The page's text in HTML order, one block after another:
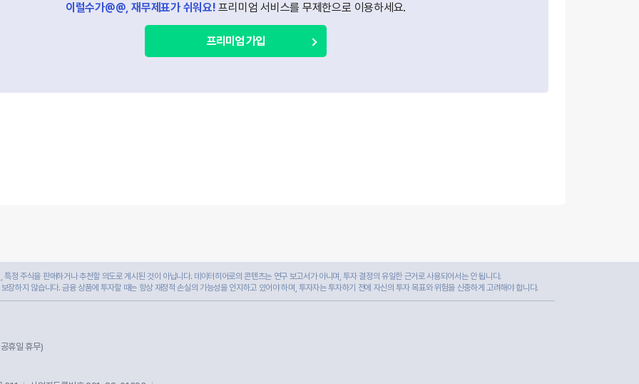
이럴수가@@, 재무제표가 쉬워요! 프리미엄 서비스를 무제한으로 이용하세요.
프리미엄 가입
정 주식을 판매하거나 추천할 의도로 게시된 것이 아닙니다. 데이터히어로의 콘텐츠는 연구 보고서가 아니며, 투자 결정의 유일한 근거로 사용되어서는 안 됩니다.
장하지 않습니다. 금융 상품에 투자할 때는 항상 재정적 손실의 가능성을 인지하고 있어야 하며, 투자자는 투자하기 전에 자신의 투자 목표와 위험을 신중하게 고려해야 합니다.
휴일 휴무)